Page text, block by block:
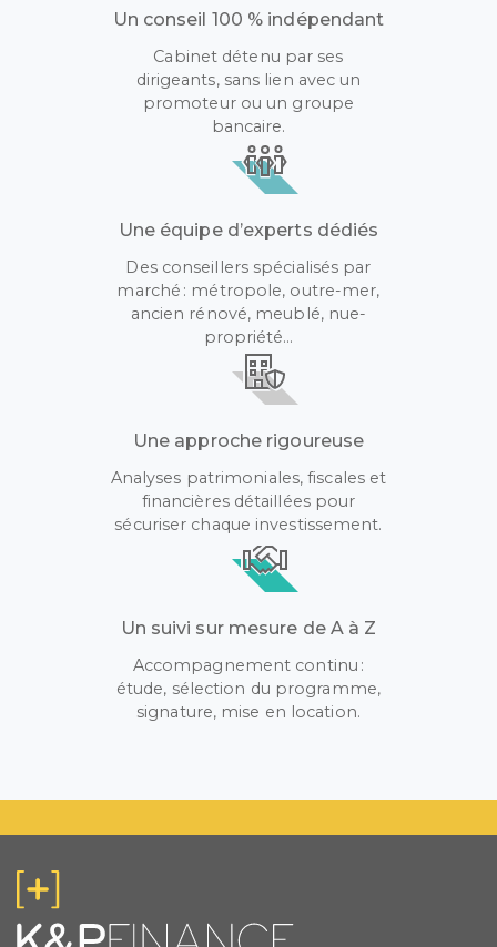
Un conseil 100 % indépendant
Cabinet détenu par ses
dirigeants, sans lien avec un
promoteur ou un groupe
bancaire.
Une équipe d’experts dédiés
Des conseillers spécialisés par
marché : métropole, outre-mer,
ancien rénové, meublé, nue-
propriété…
Une approche rigoureuse
Analyses patrimoniales, fiscales et
financières détaillées pour
sécuriser chaque investissement.
Un suivi sur mesure de A à Z
Accompagnement continu :
étude, sélection du programme,
signature, mise en location.